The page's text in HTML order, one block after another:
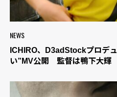
NEWS
ICHIRO、D3adStockプロデ
い”MV公開 監督は鴨下大輝